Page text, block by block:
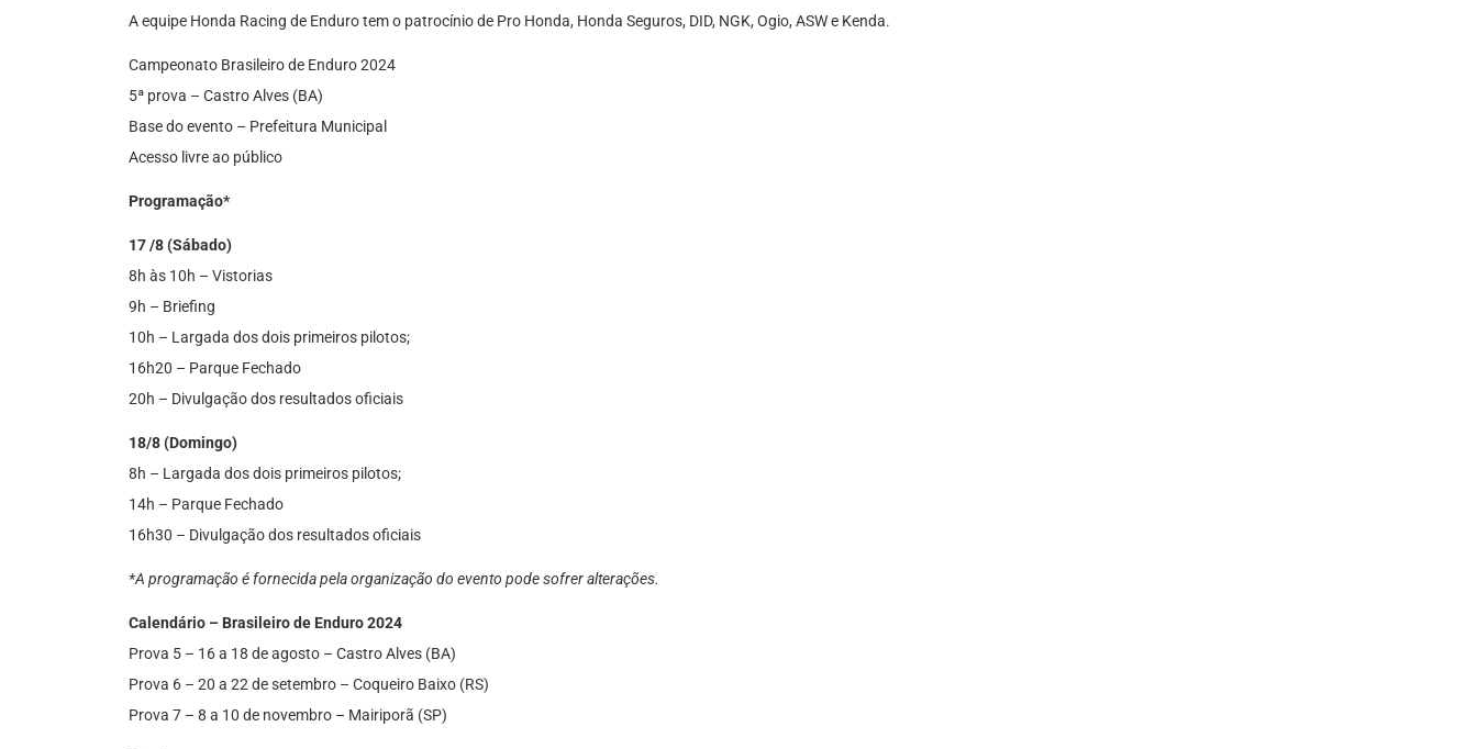
A equipe Honda Racing de Enduro tem o patrocínio de Pro Honda, Honda Seguros, DID, NGK, Ogio, ASW e Kenda.
Campeonato Brasileiro de Enduro 2024
5ª prova – Castro Alves (BA)
Base do evento – Prefeitura Municipal
Acesso livre ao público
Programação*
17 /8 (Sábado)
8h às 10h – Vistorias
9h – Briefing
10h – Largada dos dois primeiros pilotos;
16h20 – Parque Fechado
20h – Divulgação dos resultados oficiais
18/8 (Domingo)
8h – Largada dos dois primeiros pilotos;
14h – Parque Fechado
16h30 – Divulgação dos resultados oficiais
*A programação é fornecida pela organização do evento pode sofrer alterações.
Calendário – Brasileiro de Enduro 2024
Prova 5 – 16 a 18 de agosto – Castro Alves (BA)
Prova 6 – 20 a 22 de setembro – Coqueiro Baixo (RS)
Prova 7 – 8 a 10 de novembro – Mairiporã (SP)